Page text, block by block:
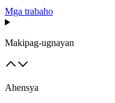
Mga trabaho
Makipag-ugnayan
Ahensya